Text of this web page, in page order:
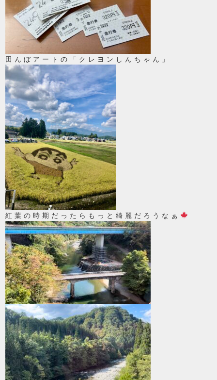
田んぼアートの「クレヨンしんちゃん」
紅葉の時期だったらもっと綺麗だろうなぁ